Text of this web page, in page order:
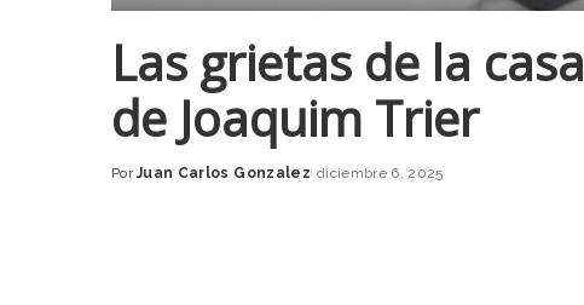
Las grietas de la
de Joaquim Trier
Posted
Por Juan Carlos Gonzalez diciembre 6, 2025